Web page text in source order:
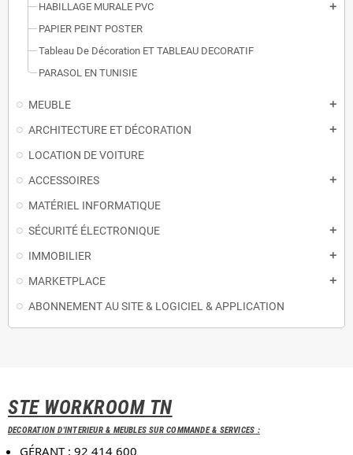
HABILLAGE MURALE PVC add
PAPIER PEINT POSTER
Tableau De Décoration ET TABLEAU DECORATIF
PARASOL EN TUNISIE
MEUBLE add
ARCHITECTURE ET DÉCORATION add
LOCATION DE VOITURE
ACCESSOIRES
add
MATÉRIEL INFORMATIQUE
SÉCURITÉ ÉLECTRONIQUE
add
IMMOBILIER add
MARKETPLACE add
ABONNEMENT AU SITE & LOGICIEL & APPLICATION
STE WORKROOM TN
DECORATION D'INTERIEUR & MEUBLES SUR COMMANDE & SERVICES :
GÉRANT : 92 414 600